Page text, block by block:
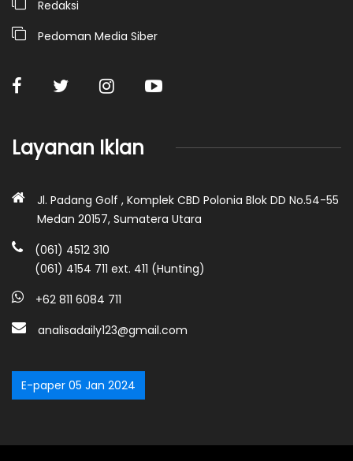
Redaksi
Pedoman Media Siber
Layanan Iklan
Jl. Padang Golf , Komplek CBD Polonia Blok DD No.54-55
Medan 20157, Sumatera Utara
(061) 4512 310
(061) 4154 711 ext. 411 (Hunting)
+62 811 6084 711
analisadaily123@gmail.com
E-paper 05 Jan 2024